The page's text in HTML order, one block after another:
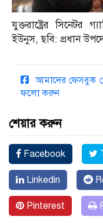
যুক্তরাষ্ট্রের সিনেটর
ইউনুস, ছবি: প্রধান
আমাদের ফেসবুক
ফলো করুন
শেয়ার করুন
Facebook
Linkedin
Pinterest